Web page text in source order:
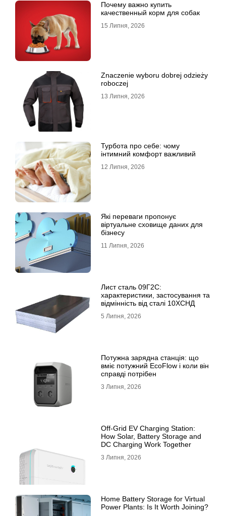
Почему важно купить
качественный корм для собак
15 Липня, 2026
Znaczenie wyboru dobrej odzieży
roboczej
13 Липня, 2026
Турбота про себе: чому
інтимний комфорт важливий
12 Липня, 2026
Які переваги пропонує
віртуальне сховище даних для
бізнесу
11 Липня, 2026
Лист сталь 09Г2С:
характеристики, застосування та
відмінність від сталі 10ХСНД
5 Липня, 2026
Потужна зарядна станція: що
вміє потужний EcoFlow і коли він
справді потрібен
3 Липня, 2026
Off-Grid EV Charging Station:
How Solar, Battery Storage and
DC Charging Work Together
3 Липня, 2026
Home Battery Storage for Virtual
Power Plants: Is It Worth Joining?